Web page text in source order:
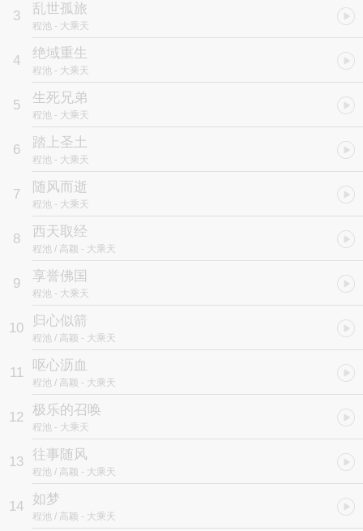
3 乱世孤旅
程池 - 大乘天
4 绝域重生
程池 - 大乘天
5 生死兄弟
程池 - 大乘天
6 踏上圣土
程池 - 大乘天
7 随风而逝
程池 - 大乘天
8 西天取经
程池 / 高颖 - 大乘天
9 享誉佛国
程池 - 大乘天
10 归心似箭
程池 / 高颖 - 大乘天
11 呕心沥血
程池 / 高颖 - 大乘天
12 极乐的召唤
程池 - 大乘天
13 往事随风
程池 / 高颖 - 大乘天
14 如梦
程池 / 高颖 - 大乘天